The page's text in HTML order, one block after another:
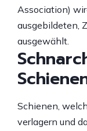
Association)
ausgebildeten,
ausgewählt.
Schienen,
verlagern und